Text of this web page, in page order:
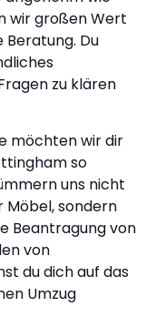
wir großen Wert
Beratung. Du
zu klären
möchten wir dir
so
uns nicht
Möbel, sondern
Beantragung von
von
du dich auf das
Umzug